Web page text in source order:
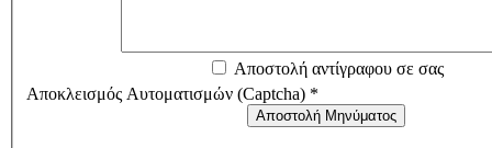
Αποστολή αντίγραφου σε σας
Αποκλεισμός Αυτοματισμών (Captcha) *
Αποστολή Μηνύματος